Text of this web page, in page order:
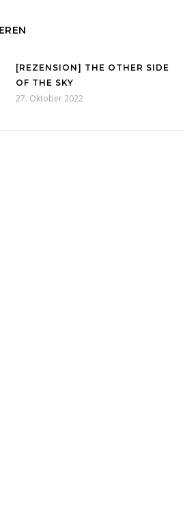
[REZENSION] THE OTHER SIDE
OF THE SKY
27. Oktober 2022